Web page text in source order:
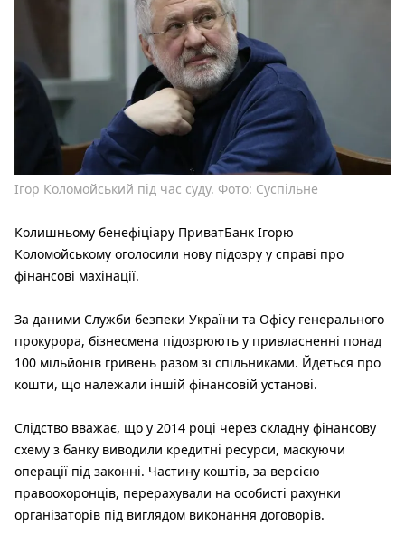
Ігор Коломойський під час суду. Фото: Суспільне
Колишньому бенефіціару ПриватБанк Ігорю
Коломойському оголосили нову підозру у справі про
фінансові махінації.
За даними Служби безпеки України та Офісу генерального
прокурора, бізнесмена підозрюють у привласненні понад
100 мільйонів гривень разом зі спільниками. Йдеться про
кошти, що належали іншій фінансовій установі.
Слідство вважає, що у 2014 році через складну фінансову
схему з банку виводили кредитні ресурси, маскуючи
операції під законні. Частину коштів, за версією
правоохоронців, перерахували на особисті рахунки
організаторів під виглядом виконання договорів.